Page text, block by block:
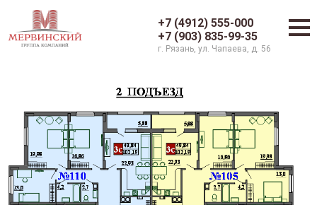
+7 (4912) 555-000
+7 (903) 835-99-35
г. Рязань, ул. Чапаева, д. 56